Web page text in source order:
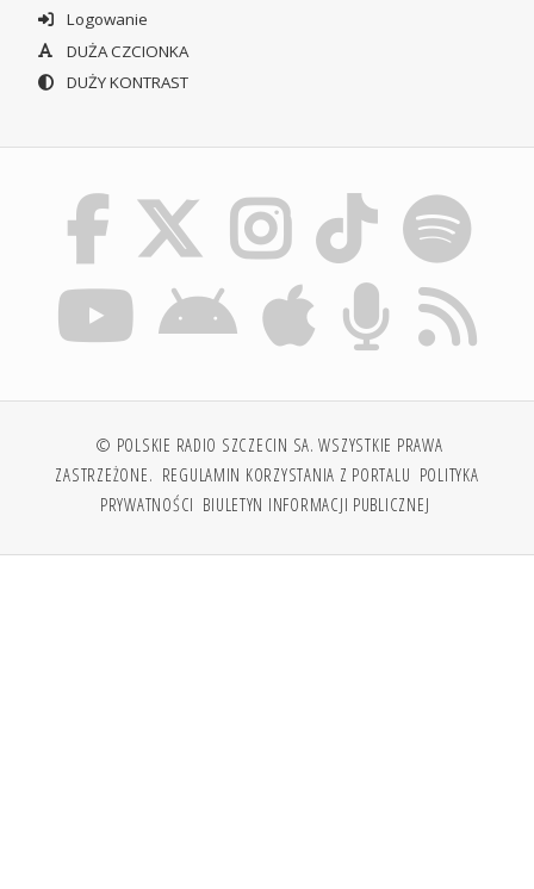
Logowanie
DUŻA CZCIONKA
DUŻY KONTRAST
© POLSKIE RADIO SZCZECIN SA. WSZYSTKIE PRAWA
ZASTRZEŻONE. REGULAMIN KORZYSTANIA Z PORTALU POLITYKA
PRYWATNOŚCI BIULETYN INFORMACJI PUBLICZNEJ